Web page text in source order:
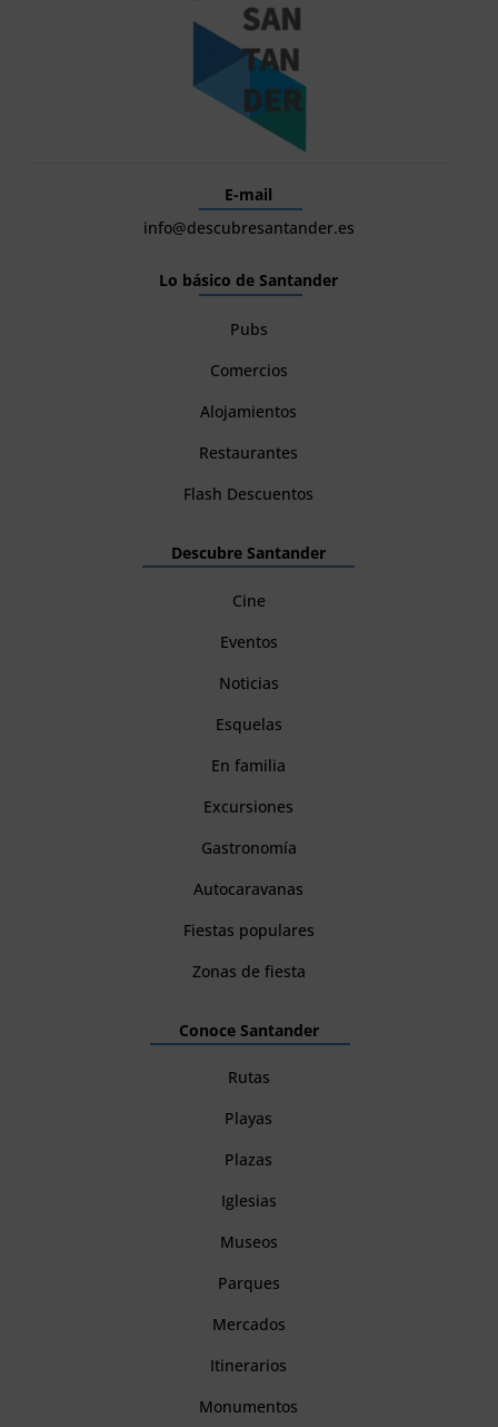
E-mail
info@descubresantander.es
Lo básico de Santander
Pubs
Comercios
Alojamientos
Restaurantes
Flash Descuentos
Descubre Santander
Cine
Eventos
Noticias
Esquelas
En familia
Excursiones
Gastronomía
Autocaravanas
Fiestas populares
Zonas de fiesta
Conoce Santander
Rutas
Playas
Plazas
Iglesias
Museos
Parques
Mercados
Itinerarios
Monumentos